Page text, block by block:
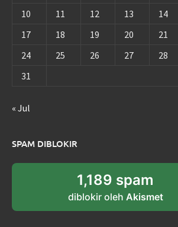
10
11 12 13 14
17
18 19 20 21
24
25 26 27 28
31
« Jul
SPAM DIBLOKIR
1,189 spam
diblokir oleh Akismet